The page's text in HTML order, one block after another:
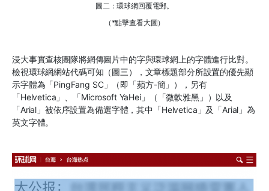
圖二：環球網回覆電郵。
（*點擊查看大圖）
浸大事實查核團隊將網傳圖片中的字與環球網上的字體進行比對。
檢視環球網網站代碼可知（圖三），文章標題部分所設置的優先顯
示字體為「PingFang SC」（即「蘋方-簡」），另有
「Helvetica」、「Microsoft YaHei」（「微軟雅黑」）以及
「Arial」被依序設置為備選字體，其中「Helvetica」及「Arial」為
英文字體。